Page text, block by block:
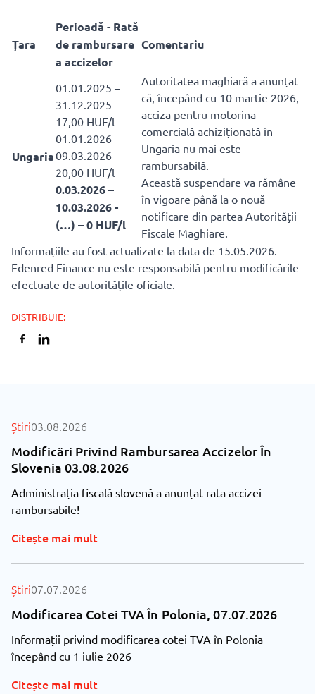
Țara
Perioadă - Rată
de rambursare
a accizelor
Comentariu
Ungaria
01.01.2025 –
31.12.2025 –
17,00 HUF/l
01.01.2026 –
09.03.2026 –
20,00 HUF/l
0.03.2026 –
10.03.2026 -
(…) – 0 HUF/l
Autoritatea maghiară a anunțat
că, începând cu 10 martie 2026,
acciza pentru motorina
comercială achiziționată în
Ungaria nu mai este
rambursabilă.
Această suspendare va rămâne
în vigoare până la o nouă
notificare din partea Autorității
Fiscale Maghiare.
Informațiile au fost actualizate la data de 15.05.2026.
Edenred Finance nu este responsabilă pentru modificările
efectuate de autoritățile oficiale.
DISTRIBUIE:
Știri03.08.2026
Modificări Privind Rambursarea Accizelor În
Slovenia 03.08.2026
Administrația fiscală slovenă a anunțat rata accizei
rambursabile!
Citește mai mult
Știri07.07.2026
Modificarea Cotei TVA În Polonia, 07.07.2026
Informații privind modificarea cotei TVA în Polonia
începând cu 1 iulie 2026
Citește mai mult